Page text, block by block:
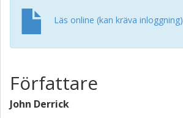
Läs online (kan kräva inloggning)
Författare
John Derrick